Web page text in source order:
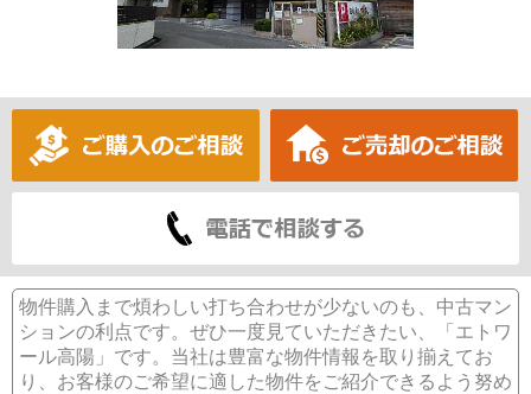
物件購入まで煩わしい打ち合わせが少ないのも、中古マン
ションの利点です。ぜひ一度見ていただきたい、「エトワ
ール高陽」です。当社は豊富な物件情報を取り揃えてお
り、お客様のご希望に適した物件をご紹介できるよう努め